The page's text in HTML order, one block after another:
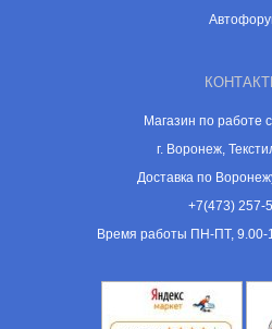
Магазин по работе
г. Воронеж,
Доставка по
+7(473) 257-
Время работы ПН-ПТ, 9.00-